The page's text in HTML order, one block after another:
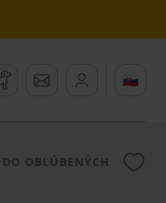
Strážny pesSprávy 🇸🇰
DO OBĽÚBENÝCH